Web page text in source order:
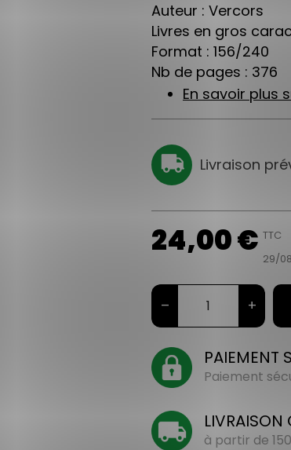
Auteur : Vercors
Livres en gros
Format : 156/240
Nb de pages : 376
En savoir plus
Livraison
24,00 € TTC
29/08
– +
PAIEMENT
Paiement
LIVRAISON
à partir de